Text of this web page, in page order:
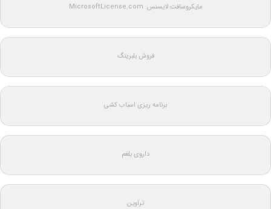
مایکروسافت لایسنس: MicrosoftLicense.com
فروش بلبرینگ
برنامه ریزی اسباب کشی
داروی بلغم
تراوین